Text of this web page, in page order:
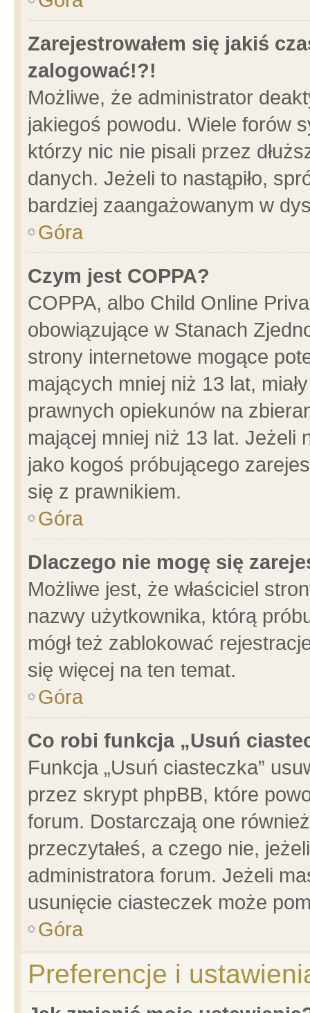
Zarejestrowałem się jakiś
zalogować!?!
Możliwe, że administrator
jakiegoś powodu. Wiele forów
którzy nic nie pisali przez
danych. Jeżeli to nastąpiło,
bardziej zaangażowanym w
Góra
Czym jest COPPA?
COPPA, albo Child Online
obowiązujące w Stanach
strony internetowe mogące
mających mniej niż 13 lat,
prawnych opiekunów na
mającej mniej niż 13 lat. Jeżeli
jako kogoś próbującego
się z prawnikiem.
Góra
Dlaczego nie mogę się
Możliwe jest, że właściciel
nazwy użytkownika, którą
mógł też zablokować
się więcej na ten temat.
Góra
Co robi funkcja „Usuń
Funkcja „Usuń ciasteczka”
przez skrypt phpBB, które
forum. Dostarczają one
przeczytałeś, a czego nie,
administratora forum. Jeżeli
usunięcie ciasteczek może
Góra
Preferencje i